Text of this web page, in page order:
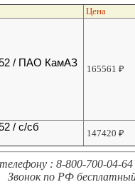
Цена
/ ПАО КамАЗ
165561₽
/ с/сб
147420₽
: 8-800-700-04-64
Звонок по РФ